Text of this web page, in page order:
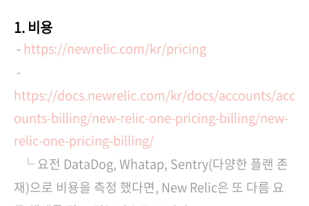
1. 비용
-https://newrelic.com/kr/pricing
-
https://docs.newrelic.com/kr/docs/accounts/acc
ounts-billing/new-relic-one-pricing-billing/new-
relic-one-pricing-billing/
└ 요전 DataDog, Whatap, Sentry(다양한 플랜 존
재)으로 비용을 측정 했다면, New Relic은 또 다름 요